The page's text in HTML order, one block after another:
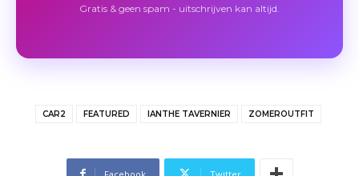
Gratis & geen spam - uitschrijven kan altijd.
CAR2 FEATURED IANTHE TAVERNIER ZOMEROUTFIT